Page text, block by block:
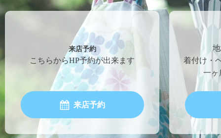
来店予約
こちらからHP予約が出来ます
来店予約
着付け・
一ヶ